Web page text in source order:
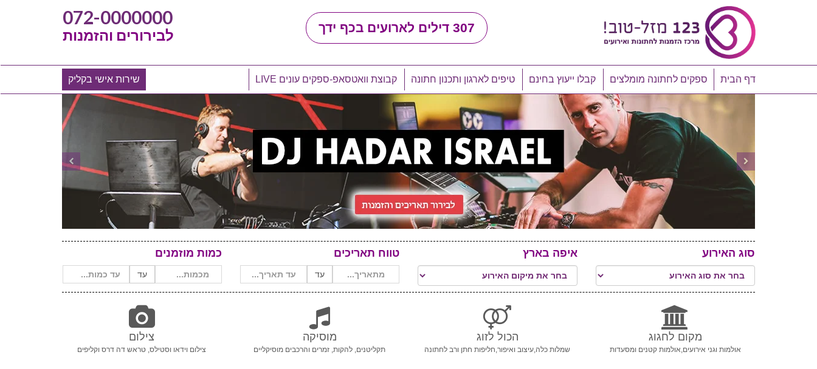
307 דילים לארועים בכף ידך 072-0000000
לבירורים והזמנות
דף הבית ספקים לחתונה מומלצים קבלו ייעוץ בחינם טיפים לארגון ותכנון חתונה קבוצת וואטסאפ-ספקים עונים LIVE שירות אישי בקליק
סוג האירוע איפה בארץ טווח תאריכים
עד
כמות מוזמנים
עד
מקום לחגוג
אולמות וגני אירועים,אולמות קטנים ומסעדות
הכול לזוג
שמלות כלה,עיצוב ואיפור,חליפות חתן ורב לחתונה
מוסיקה
תקליטנים, להקות, זמרים והרכבים מוסיקליים
צילום
צילום וידאו וסטילס, טראש דה דרס וקליפים